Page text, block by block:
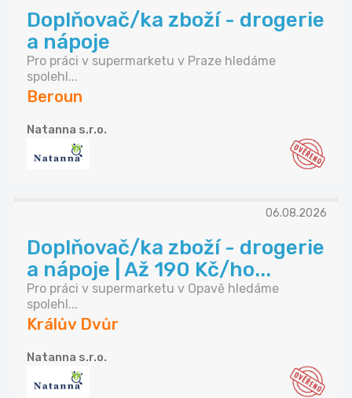
Doplňovač/ka zboží - drogerie
a nápoje
Pro práci v supermarketu v Praze hledáme
spolehl...
Beroun
Natanna s.r.o.
06.08.2026
Doplňovač/ka zboží - drogerie
a nápoje | Až 190 Kč/ho...
Pro práci v supermarketu v Opavě hledáme
spolehl...
Králův Dvůr
Natanna s.r.o.